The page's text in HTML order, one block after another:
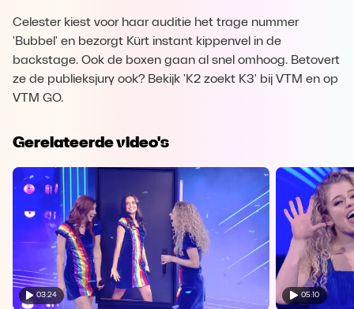
Celester kiest voor haar auditie het trage nummer
'Bubbel' en bezorgt Kürt instant kippenvel in de
backstage. Ook de boxen gaan al snel omhoog. Betovert
ze de publieksjury ook? Bekijk 'K2 zoekt K3' bij VTM en op
VTM GO.
Gerelateerde video's
03:24 05:10